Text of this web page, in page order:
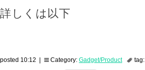
詳しくは以下
posted 10:12 | Category: Gadget/Product tag: